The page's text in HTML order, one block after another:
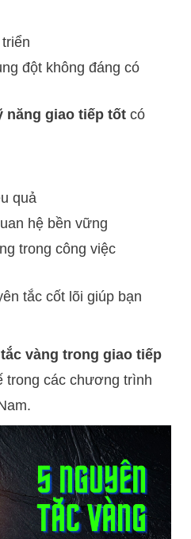
đột không đáng có
năng giao tiếp tốtcó
quả
hệ bền vững
trong công việc
tắc cốt lõi giúp bạn
vàng trong giao tiếp
các chương trình